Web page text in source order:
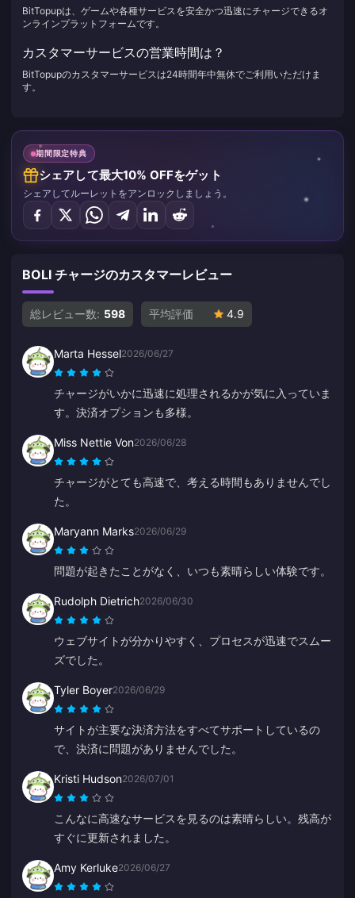
BitTopupは、ゲームや各種サービスを安全かつ迅速にチャージできるオ
ンラインプラットフォームです。
カスタマーサービスの営業時間は？
BitTopupのカスタマーサービスは24時間年中無休でご利用いただけま
す。
期間限定特典
シェアして最大10% OFFをゲット
シェアしてルーレットをアンロックしましょう。
BOLI チャージのカスタマーレビュー
総レビュー数: 598 平均評価 4.9
Marta Hessel2026/06/27
チャージがいかに迅速に処理されるかが気に入っていま
す。決済オプションも多様。
Miss Nettie Von2026/06/28
チャージがとても高速で、考える時間もありませんでし
た。
Maryann Marks2026/06/29
問題が起きたことがなく、いつも素晴らしい体験です。
Rudolph Dietrich2026/06/30
ウェブサイトが分かりやすく、プロセスが迅速でスムー
ズでした。
Tyler Boyer2026/06/29
サイトが主要な決済方法をすべてサポートしているの
で、決済に問題がありませんでした。
Kristi Hudson2026/07/01
こんなに高速なサービスを見るのは素晴らしい。残高が
すぐに更新されました。
Amy Kerluke2026/06/27